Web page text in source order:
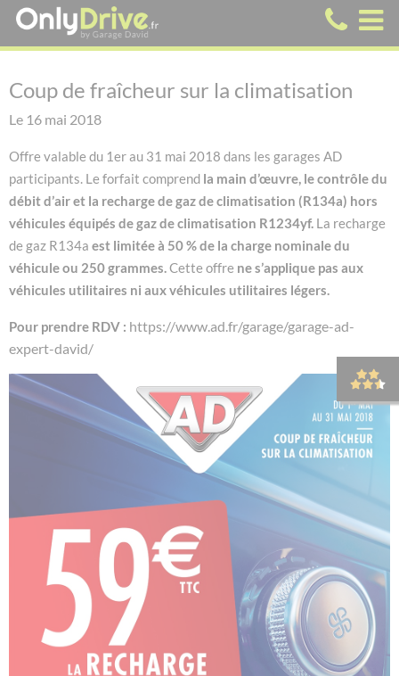
Coup de fraîcheur sur la climatisation
Le 16 mai 2018
Offre valable du 1er au 31 mai 2018 dans les garages AD
participants. Le forfait comprend la main d’œuvre, le contrôle du
débit d’air et la recharge de gaz de climatisation (R134a) hors
véhicules équipés de gaz de climatisation R1234yf. La recharge
de gaz R134a est limitée à 50 % de la charge nominale du
véhicule ou 250 grammes.Cette offre ne s’applique pas aux
véhicules utilitaires ni aux véhicules utilitaires légers.
Pour prendre RDV : https://www.ad.fr/garage/garage-ad-
expert-david/